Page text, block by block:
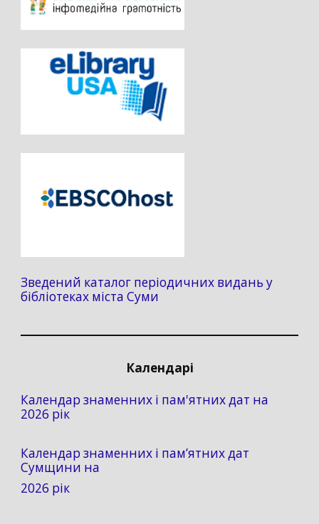
Зведений каталог періодичних видань у
бібліотеках міста Суми
Календарі
Календар знаменних і пам'ятних дат на
2026 рік
Календар знаменних і пам’ятних дат
Сумщини на
2026 рік